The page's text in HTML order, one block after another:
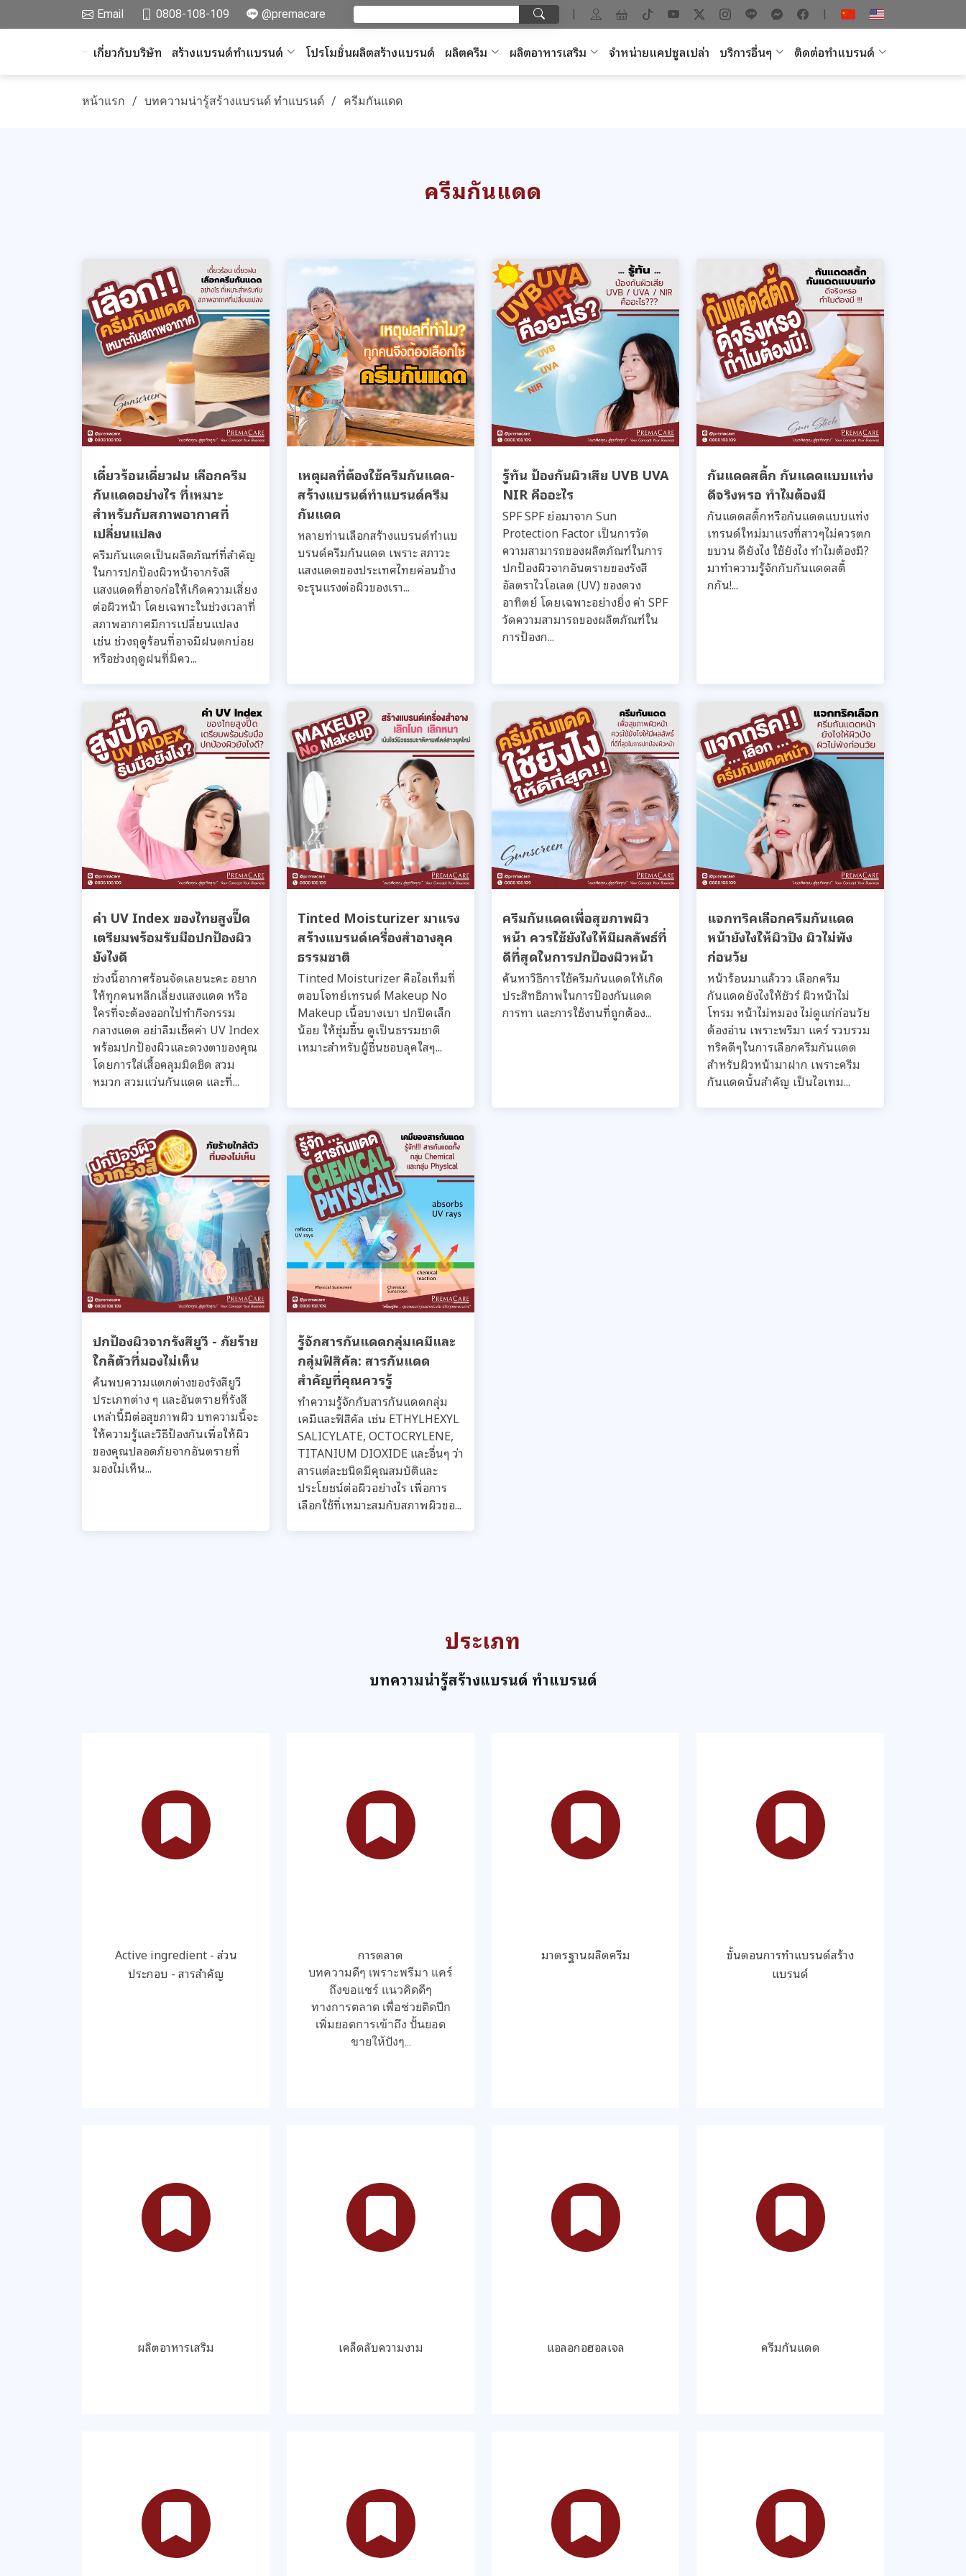
Email 0808-108-109 @premacare | |
เกี่ยวกับบริษัท สร้างแบรนด์ทำแบรนด์ โปรโมชั่นผลิตสร้างแบรนด์ ผลิตครีม ผลิตอาหารเสริม จำหน่ายแคปซูลเปล่า บริการอื่นๆ ติดต่อทำแบรนด์
หน้าแรก บทความน่ารู้สร้างแบรนด์ ทำแบรนด์ ครีมกันแดด
ครีมกันแดด
เดี๋ยวร้อนเดี่ยวฝน เลือกครีม
กันแดดอย่างไร ที่เหมาะ
สำหรับกับสภาพอากาศที่
เปลี่ยนแปลง
ครีมกันแดดเป็นผลิตภัณฑ์ที่สำคัญ
ในการปกป้องผิวหน้าจากรังสี
แสงแดดที่อาจก่อให้เกิดความเสี่ยง
ต่อผิวหน้า โดยเฉพาะในช่วงเวลาที่
สภาพอากาศมีการเปลี่ยนแปลง
เช่น ช่วงฤดูร้อนที่อาจมีฝนตกบ่อย
หรือช่วงฤดูฝนที่มีคว...
เหตุผลที่ต้องใช้ครีมกันแดด-
สร้างแบรนด์ทำแบรนด์ครีม
กันแดด
หลายท่านเลือกสร้างแบรนด์ทำแบ
บรนด์ครีมกันแดด เพราะ สภาวะ
แสงแดดของประเทศไทยค่อนข้าง
จะรุนแรงต่อผิวของเรา...
รู้ทัน ป้องกันผิวเสีย UVB UVA
NIR คืออะไร
SPF SPF ย่อมาจาก Sun
Protection Factor เป็นการวัด
ความสามารถของผลิตภัณฑ์ในการ
ปกป้องผิวจากอันตรายของรังสี
อัลตราไวโอเลต (UV) ของดวง
อาทิตย์ โดยเฉพาะอย่างยิ่ง ค่า SPF
วัดความสามารถของผลิตภัณฑ์ใน
การป้องก...
กันแดดสติ้ก กันแดดแบบแท่ง
ดีจริงหรอ ทำไมต้องมี
กันแดดสติ้กหรือกันแดดแบบแท่ง
เทรนด์ใหม่มาแรงที่สาวๆไม่ควรตก
ขบวน ดียังไง ใช้ยังไง ทำไมต้องมี?
มาทำความรู้จักกับกันแดดสติ้
กกัน!...
ค่า UV Index ของไทยสูงปี๊ด
เตรียมพร้อมรับมือปกป้องผิว
ยังไงดี
ช่วงนี้อากาศร้อนจัดเลยนะคะ อยาก
ให้ทุกคนหลีกเลี่ยงแสงแดด หรือ
ใครที่จะต้องออกไปทำกิจกรรม
กลางแดด อย่าลืมเช็คค่า UV Index
พร้อมปกป้องผิวและดวงตาของคุณ
โดยการใส่เสื้อคลุมมิดชิด สวม
หมวก สวมแว่นกันแดด และที่...
Tinted Moisturizer มาแรง
สร้างแบรนด์เครื่องสำอางลุค
ธรรมชาติ
Tinted Moisturizer คือไอเท็มที่
ตอบโจทย์เทรนด์ Makeup No
Makeup เนื้อบางเบา ปกปิดเล็ก
น้อย ให้ชุ่มชื้น ดูเป็นธรรมชาติ
เหมาะสำหรับผู้ชื่นชอบลุคใสๆ...
ครีมกันแดดเพื่อสุขภาพผิว
หน้า ควรใช้ยังไงให้มีผลลัพธ์ที่
ดีที่สุดในการปกป้องผิวหน้า
ค้นหาวิธีการใช้ครีมกันแดดให้เกิด
ประสิทธิภาพในการป้องกันแดด
การทา และการใช้งานที่ถูกต้อง...
แจกทริคเลือกครีมกันแดด
หน้ายังไงให้ผิวปัง ผิวไม่พัง
ก่อนวัย
หน้าร้อนมาแล้ววว เลือกครีม
กันแดดยังไงให้ชัวร์ ผิวหน้าไม่
โทรม หน้าไม่หมอง ไม่ดูแก่ก่อนวัย
ต้องอ่าน เพราะพรีมา แคร์ รวบรวม
ทริคดีๆในการเลือกครีมกันแดด
สำหรับผิวหน้ามาฝาก เพราะครีม
กันแดดนั้นสำคัญ เป็นไอเทม...
ปกป้องผิวจากรังสียูวี - ภัยร้าย
ใกล้ตัวที่มองไม่เห็น
ค้นพบความแตกต่างของรังสียูวี
ประเภทต่าง ๆ และอันตรายที่รังสี
เหล่านี้มีต่อสุขภาพผิว บทความนี้จะ
ให้ความรู้และวิธีป้องกันเพื่อให้ผิว
ของคุณปลอดภัยจากอันตรายที่
มองไม่เห็น...
รู้จักสารกันแดดกลุ่มเคมีและ
กลุ่มฟิสิคัล: สารกันแดด
สำคัญที่คุณควรรู้
ทำความรู้จักกับสารกันแดดกลุ่ม
เคมีและฟิสิคัล เช่น ETHYLHEXYL
SALICYLATE, OCTOCRYLENE,
TITANIUM DIOXIDE และอื่นๆ ว่า
สารแต่ละชนิดมีคุณสมบัติและ
ประโยชน์ต่อผิวอย่างไร เพื่อการ
เลือกใช้ที่เหมาะสมกับสภาพผิวขอ...
ประเภท
บทความน่ารู้สร้างแบรนด์ ทำแบรนด์
Active ingredient - ส่วน
ประกอบ - สารสำคัญ
การตลาด
บทความดีๆ เพราะพรีมา แคร์
ถึงขอแชร์ แนวคิดดีๆ
ทางการตลาด เพื่อช่วยติดปีก
เพิ่มยอดการเข้าถึง ปั้นยอด
ขายให้ปังๆ...
มาตรฐานผลิตครีม
ขั้นตอนการทำแบรนด์สร้าง
แบรนด์
ผลิตอาหารเสริม เคล็ดลับความงาม แอลอกอฮอลเจล ครีมกันแดด